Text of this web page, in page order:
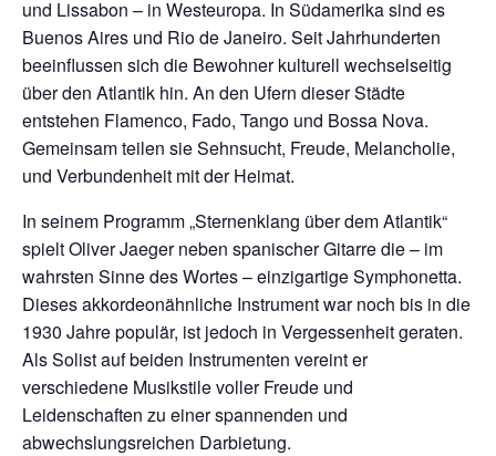
und Lissabon – in Westeuropa. In Südamerika sind es
Buenos Aires und Rio de Janeiro. Seit Jahrhunderten
beeinflussen sich die Bewohner kulturell wechselseitig
über den Atlantik hin. An den Ufern dieser Städte
entstehen Flamenco, Fado, Tango und Bossa Nova.
Gemeinsam teilen sie Sehnsucht, Freude, Melancholie,
und Verbundenheit mit der Heimat.
In seinem Programm „Sternenklang über dem Atlantik“
spielt Oliver Jaeger neben spanischer Gitarre die – im
wahrsten Sinne des Wortes – einzigartige Symphonetta.
Dieses akkordeonähnliche Instrument war noch bis in die
1930 Jahre populär, ist jedoch in Vergessenheit geraten.
Als Solist auf beiden Instrumenten vereint er
verschiedene Musikstile voller Freude und
Leidenschaften zu einer spannenden und
abwechslungsreichen Darbietung.